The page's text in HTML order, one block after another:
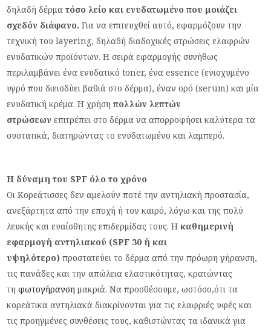
δηλαδή δέρματόσο λείο και ενυδατωμένο που μοιάζει
σχεδόν διάφανο. Για να επιτευχθεί αυτό, εφαρμόζουν την
τεχνική του layering, δηλαδή διαδοχικές στρώσεις ελαφρών
ενυδατικών προϊόντων. Η σειρά εφαρμογής συνήθως
περιλαμβάνει ένα ενυδατικό toner, ένα essence (ενισχυμένο
υγρό που διεισδύει βαθιά στο δέρμα), έναν ορό (serum) και μία
ενυδατική κρέμα. Η χρήσηπολλών λεπτών
στρώσεωνεπιτρέπει στο δέρμα να απορροφήσει καλύτερα τα
συστατικά, διατηρώντας το ενυδατωμένο και λαμπερό.
Η δύναμη του SPF όλο το χρόνο
Οι Κορεάτισσες δεν αμελούν ποτέ την αντηλιακή προστασία,
ανεξάρτητα από την εποχή ή τον καιρό, λόγω και της πολύ
λευκής και ευαίσθητης επιδερμίδας τους. Η καθημερινή
εφαρμογή αντηλιακού (SPF 30 ή και
υψηλότερο)προστατεύει το δέρμα από την πρόωρη γήρανση,
τις πανάδες και την απώλεια ελαστικότητας, κρατώντας
τηφωτογήρανση μακριά. Να προσθέσουμε, ωστόσο,ότι τα
κορεάτικα αντηλιακά διακρίνονται για τις ελαφριές υφές και
τις προηγμένες συνθέσεις τους, καθιστώντας τα ιδανικά για